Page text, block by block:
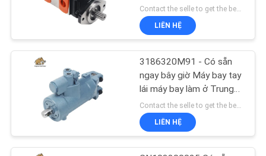
TIN
TỨC
TRƯỜNG
HỢP
Bơm piston thủy lực
276
Aftermarket Made In
China chất lượng OEM
Contact the selle to get the best offer MOQ:1
LIÊN HỆ
3186320M91 - Có sẵn
ngay bây giờ Máy bay tay
lái máy bay làm ở Trung
Quốc cho Massey
Ferguson
LIÊN HỆ